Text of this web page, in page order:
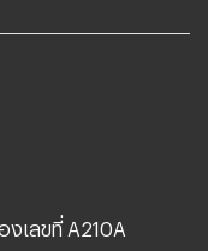
เลขที่ A210A